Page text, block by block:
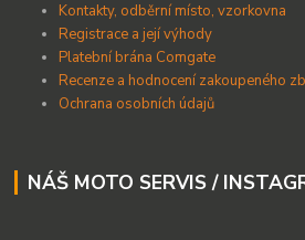
Kontakty, odběrní místo, vzorkovna
Registrace a její výhody
Platební brána Comgate
Recenze a hodnocení zakoupeného
Ochrana osobních údajů
NÁŠ MOTO SERVIS /